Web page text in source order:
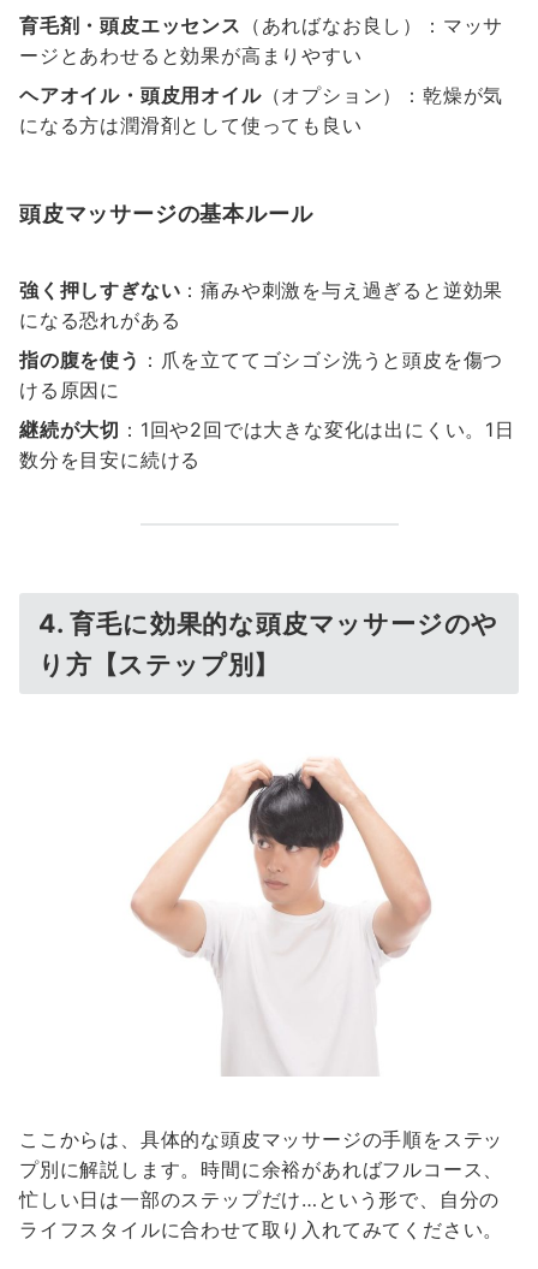
育毛剤・頭皮エッセンス （あればなお良し）：マッサ
ージとあわせると効果が高まりやすい
ヘアオイル・頭皮用オイル（オプション）：乾燥が気
になる方は潤滑剤として使っても良い
頭皮マッサージの基本ルール
強く押しすぎない ：痛みや刺激を与え過ぎると逆効果
になる恐れがある
指の腹を使う ：爪を立ててゴシゴシ洗うと頭皮を傷つ
ける原因に
継続が大切 ：1回や2回では大きな変化は出にくい。1日
数分を目安に続ける
4. 育毛に効果的な頭皮マッサージのや
り方【ステップ別】
ここからは、具体的な頭皮マッサージの手順をステッ
プ別に解説します。時間に余裕があればフルコース、
忙しい日は一部のステップだけ…という形で、自分の
ライフスタイルに合わせて取り入れてみてください。